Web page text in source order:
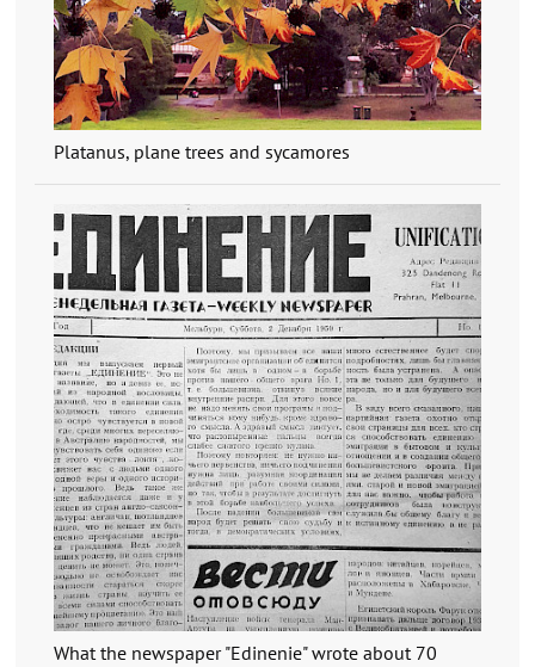
Platanus, plane trees and sycamores
What the newspaper "Edinenie" wrote about 70